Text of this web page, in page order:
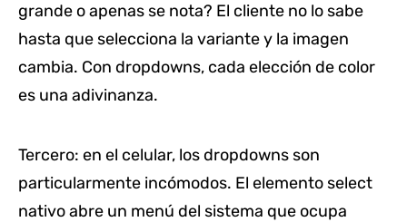
grande o apenas se nota? El cliente no lo sabe
hasta que selecciona la variante y la imagen
cambia. Con dropdowns, cada elección de color
es una adivinanza.
Tercero: en el celular, los dropdowns son
particularmente incómodos. El elemento select
nativo abre un menú del sistema que ocupa